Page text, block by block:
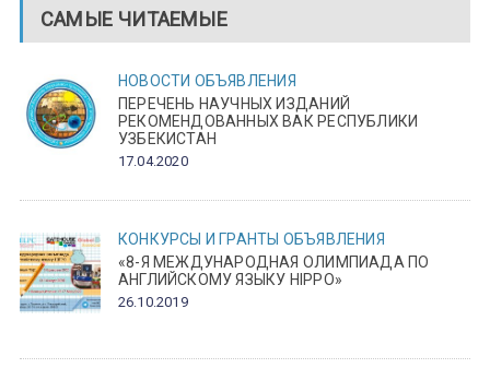
САМЫЕ ЧИТАЕМЫЕ
НОВОСТИ ОБЪЯВЛЕНИЯ
ПЕРЕЧЕНЬ НАУЧНЫХ ИЗДАНИЙ
РЕКОМЕНДОВАННЫХ ВАК РЕСПУБЛИКИ
УЗБЕКИСТАН
17.04.2020
КОНКУРСЫ И ГРАНТЫ ОБЪЯВЛЕНИЯ
«8-Я МЕЖДУНАРОДНАЯ ОЛИМПИАДА ПО
АНГЛИЙСКОМУ ЯЗЫКУ HIPPO»
26.10.2019